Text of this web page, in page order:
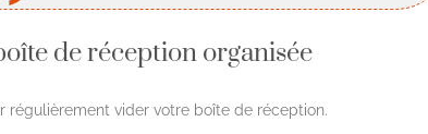
de réception organisée
régulièrement vider votre boîte de réception.